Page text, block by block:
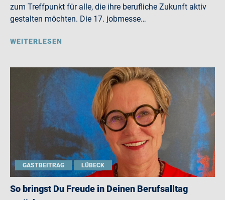
zum Treffpunkt für alle, die ihre berufliche Zukunft aktiv
gestalten möchten. Die 17. jobmesse…
WEITERLESEN
GASTBEITRAG LÜBECK
So bringst Du Freude in Deinen Berufsalltag